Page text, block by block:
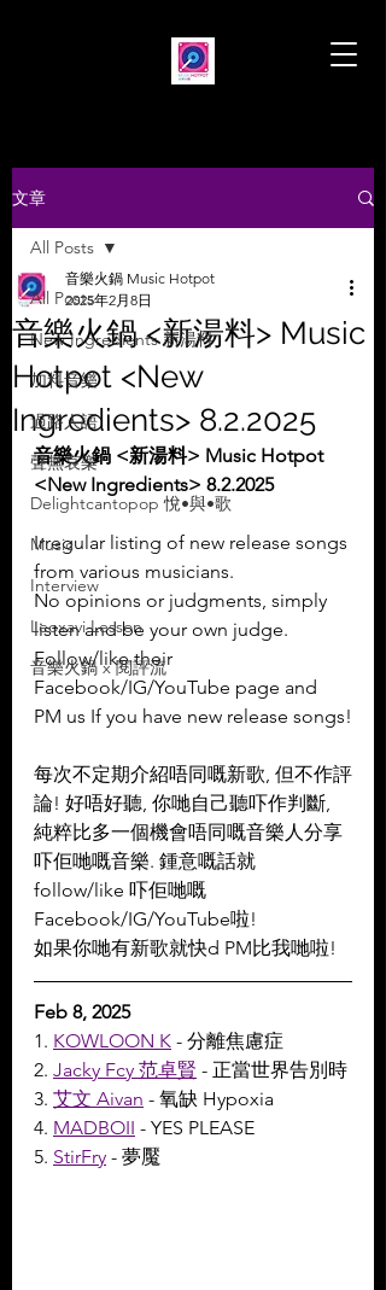
文章
All Posts
New Ingredients 新湯料
加料音樂
過路人語
聲無哀樂
Delightcantopop 悅•與•歌
Music
Interview
Leoxavi Lesson
音樂火鍋 x 閱評流
All Posts
音樂火鍋 <新湯料> Music
Hotpot <New
Ingredients> 8.2.2025
音樂火鍋 Music Hotpot
2025年2月8日
音樂火鍋 <新湯料> Music Hotpot
<New Ingredients> 8.2.2025
Irregular listing of new release songs
from various musicians.
No opinions or judgments, simply
listen and be your own judge.
Follow/like their
Facebook/IG/YouTube page and
PM us If you have new release songs!
每次不定期介紹唔同嘅新歌, 但不作評
論! 好唔好聽, 你哋自己聽吓作判斷,
純粹比多一個機會唔同嘅音樂人分享
吓佢哋嘅音樂. 鍾意嘅話就
follow/like 吓佢哋嘅
Facebook/IG/YouTube啦!
如果你哋有新歌就快d PM比我哋啦!
Feb 8, 2025
1. KOWLOON K - 分離焦慮症
2. Jacky Fcy 范卓賢 - 正當世界告別時
3. 艾文 Aivan - 氧缺 Hypoxia
4. MADBOII - YES PLEASE
5. StirFry - 夢魘